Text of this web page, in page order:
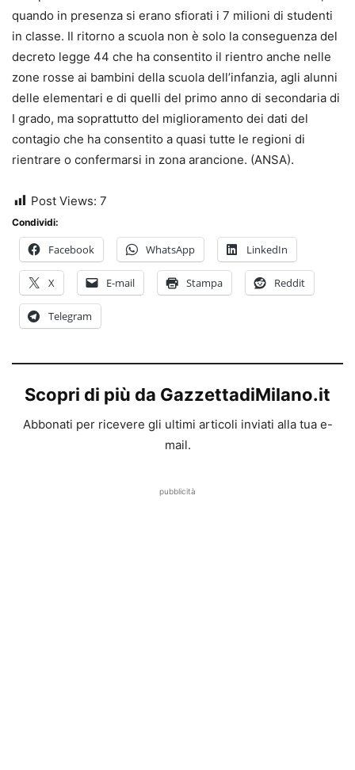
quando in presenza si erano sfiorati i 7 milioni di studenti
in classe. Il ritorno a scuola non è solo la conseguenza del
decreto legge 44 che ha consentito il rientro anche nelle
zone rosse ai bambini della scuola dell’infanzia, agli alunni
delle elementari e di quelli del primo anno di secondaria di
I grado, ma soprattutto del miglioramento dei dati del
contagio che ha consentito a quasi tutte le regioni di
rientrare o confermarsi in zona arancione. (ANSA).
Post Views: 7
Condividi:
Facebook WhatsApp LinkedIn
X E-mail Stampa Reddit
Telegram
Scopri di più da GazzettadiMilano.it
Abbonati per ricevere gli ultimi articoli inviati alla tua e-
mail.
pubblicità